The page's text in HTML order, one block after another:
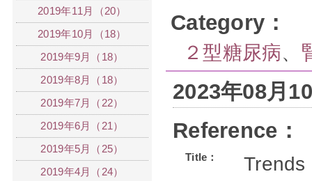
Category：
２型糖尿病、
2023年08月
Reference：
Title：
Trends
2019年11月（20）
2019年10月（18）
2019年9月（18）
2019年8月（18）
2019年7月（22）
2019年6月（21）
2019年5月（25）
2019年4月（24）